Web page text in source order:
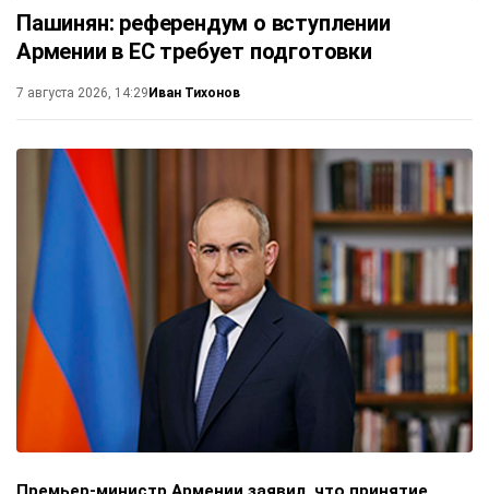
Пашинян: референдум о вступлении
Армении в ЕС требует подготовки
7 августа 2026, 14:29Иван Тихонов